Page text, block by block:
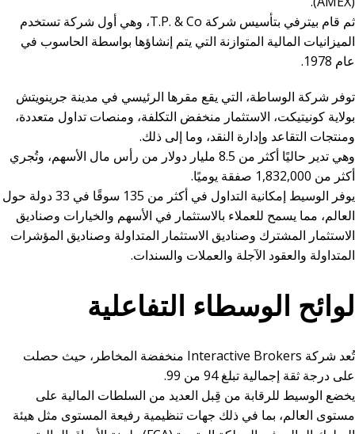
ثم قام بيترفي بتأسيس شركة T.P. & Co، وهي أول شركة تستخدم
الميزانيات المالية المتوازنة التي يتم إنشاؤها بواسطة الحاسوب في
عام 1978.
توفر شركة الوساطة، التي يقع مقرها الرئيسي في مدينة جرينويتش
بولاية كونيتيكت، الاستثمار منخفض التكلفة، ومنصات تداول متعددة،
ومنتجات التقاعد وإدارة النقد، وما إلى ذلك.
وهي تدير حاليًا أكثر من 8.5 مليار دولار من رأس مال الأسهم، وتُجري
أكثر من 1,832,000 صفقة يوميًا.
يوفر الوسيط إمكانية التداول في أكثر من 135 سوقًا في 33 دولة حول
العالم، مما يسمح للعملاء بالاستثمار في الأسهم والخيارات وصناديق
الاستثمار المشترك وصناديق الاستثمار المتداولة وصناديق المؤشرات
المتداولة والعقود الآجلة والعملات والسندات.
لوائح الوسطاء التفاعلية
تُعد شركة Interactive Brokers منخفضة المخاطر، حيث حصلت
على درجة ثقة إجمالية تبلغ 94 من 99.
يخضع الوسيط للرقابة من قِبل العديد من السلطات المالية على
مستوى العالم، بما في ذلك جهات تنظيمية رفيعة المستوى مثل هيئة